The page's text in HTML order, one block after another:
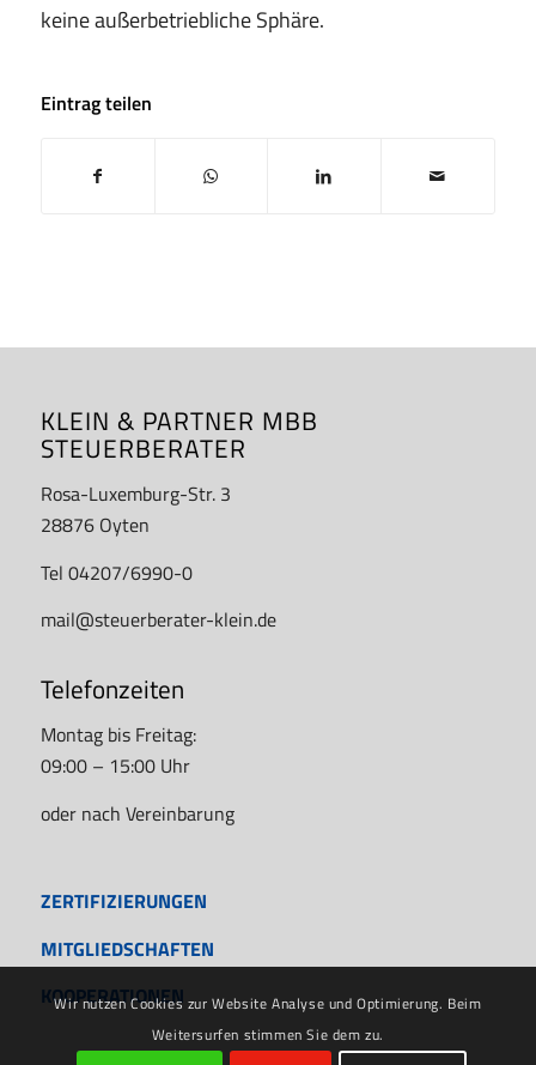
keine außerbetriebliche Sphäre.
Eintrag teilen
KLEIN & PARTNER MBB
STEUERBERATER
Rosa-Luxemburg-Str. 3
28876 Oyten
Tel 04207/6990-0
mail@steuerberater-klein.de
Telefonzeiten
Montag bis Freitag:
09:00 – 15:00 Uhr
oder nach Vereinbarung
ZERTIFIZIERUNGEN
MITGLIEDSCHAFTEN
KOOPERATIONEN
Wir nutzen Cookies zur Website Analyse und Optimierung. Beim
Weitersurfen stimmen Sie dem zu.